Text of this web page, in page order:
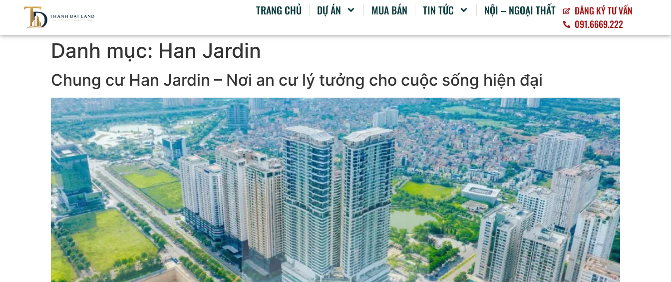
TRANG CHỦ DỰ ÁN MUA BÁN TIN TỨC NỘI – NGOẠI THẤT
ĐĂNG KÝ TƯ VẤN
091.6669.222
Danh mục: Han Jardin
Chung cư Han Jardin – Nơi an cư lý tưởng cho cuộc sống hiện đại